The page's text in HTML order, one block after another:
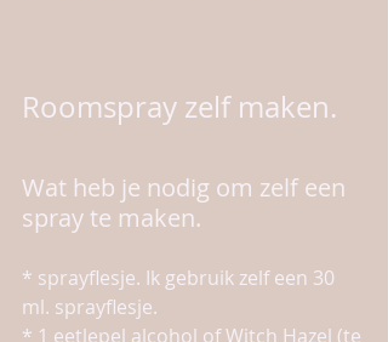
Roomspray zelf maken.
Wat heb je nodig om zelf een
spray te maken.
* sprayflesje. Ik gebruik zelf een 30
ml. sprayflesje.
* 1 eetlepel alcohol of Witch Hazel (te